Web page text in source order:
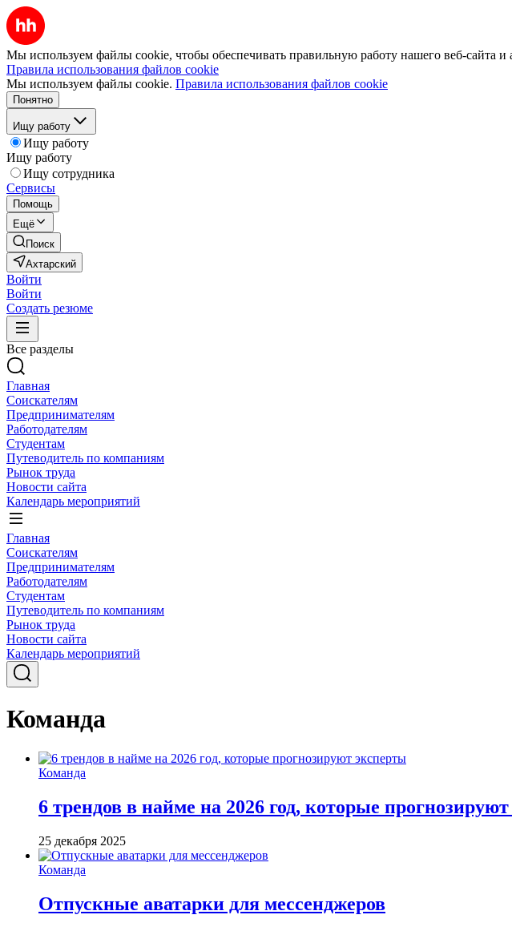
Мы используем файлы cookie, чтобы обеспечивать правильную работу нашего веб-сайта и
Правила использования файлов cookie
Мы используем файлы cookie. Правила использования файлов cookie
Понятно
Ищу работу
Ищу работу
Ищу работу
Ищу сотрудника
Сервисы
Помощь
Ещё
Поиск
Ахтарский
Войти
Войти
Создать резюме
Все разделы
Главная
Соискателям
Предпринимателям
Работодателям
Студентам
Путеводитель по компаниям
Рынок труда
Новости сайта
Календарь мероприятий
Главная
Соискателям
Предпринимателям
Работодателям
Студентам
Путеводитель по компаниям
Рынок труда
Новости сайта
Календарь мероприятий
Команда
Команда
6 трендов в найме на 2026 год, которые
25 декабря 2025
Команда
Отпускные аватарки для мессенджеров